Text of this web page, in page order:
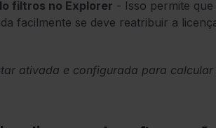
filtros no Explorer - Isso permite
facilmente se deve reatribuir a
ativada e configurada para